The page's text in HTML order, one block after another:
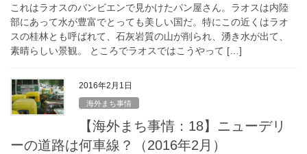
これはラオスのバンビエンで見かけたパン屋さん。ラオスは内陸
部にあって水が豊富でとっても美しい国だ。特にこの近くはラオ
スの桂林とも呼ばれて、石灰岩質の山が削られ、湧き水が出て、
素晴らしい景観。 ところでラオスではこうやって […]
2016年2月1日
海外まち事情
【海外まち事情：18】ニューデリ
ーの道路は何車線？（2016年2月）